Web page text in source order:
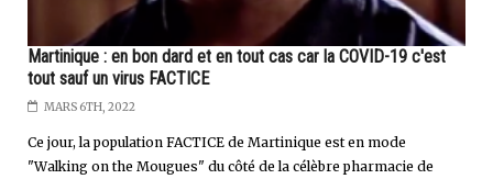
Martinique : en bon dard et en tout cas car la COVID-19 c'est
tout sauf un virus FACTICE
MARS 6TH, 2022
Ce jour, la population FACTICE de Martinique est en mode
"Walking on the Mougues" du côté de la célèbre pharmacie de